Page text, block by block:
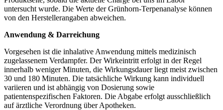
untersucht wurde. Die Werte der Grünhorn-Terpenanalyse können
von den Herstellerangaben abweichen.
Anwendung & Darreichung
Vorgesehen ist die inhalative Anwendung mittels medizinisch
zugelassenem Verdampfer. Der Wirkeintritt erfolgt in der Regel
innerhalb weniger Minuten, die Wirkungsdauer liegt meist zwischen
30 und 180 Minuten. Die tatsächliche Wirkung kann individuell
variieren und ist abhängig von Dosierung sowie
patientenspezifischen Faktoren. Die Abgabe erfolgt ausschließlich
auf ärztliche Verordnung über Apotheken.